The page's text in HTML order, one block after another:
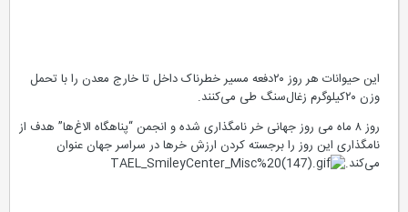
این حیوانات هر روز ۲۰دفعه مسیر خطرناک داخل تا خارج معدن را با تحمل
وزن ۲۰کیلوگرم زغال‌سنگ طی می‌کنند.
روز ۸ ماه می روز جهانی خر نامگذاری شده و انجمن “پناهگاه الاغ‌ها” هدف از
نامگذاری این روز را برجسته کردن ارزش خرها در سراسر جهان عنوان
می‌کند.